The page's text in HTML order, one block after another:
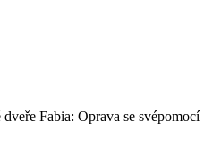
Fabia: Oprava se svépomocí